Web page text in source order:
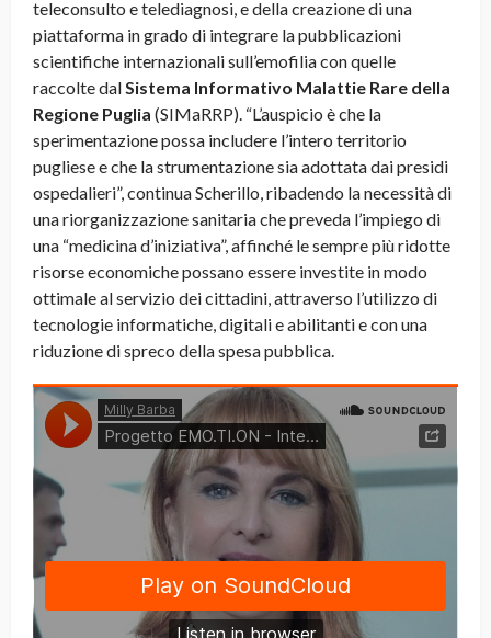
teleconsulto e telediagnosi, e della creazione di una
piattaforma in grado di integrare la pubblicazioni
scientifiche internazionali sull’emofilia con quelle
raccolte dal Sistema Informativo Malattie Rare della
Regione Puglia (SIMaRRP). “L’auspicio è che la
sperimentazione possa includere l’intero territorio
pugliese e che la strumentazione sia adottata dai presidi
ospedalieri”, continua Scherillo, ribadendo la necessità di
una riorganizzazione sanitaria che preveda l’impiego di
una “medicina d’iniziativa”, affinché le sempre più ridotte
risorse economiche possano essere investite in modo
ottimale al servizio dei cittadini, attraverso l’utilizzo di
tecnologie informatiche, digitali e abilitanti e con una
riduzione di spreco della spesa pubblica.